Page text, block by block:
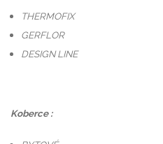
THERMOFIX
GERFLOR
DESIGN LINE
Koberce :